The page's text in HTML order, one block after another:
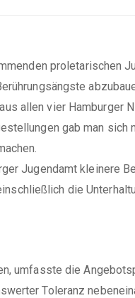
proletarischen
allen vier Hamburger
gab man sich
Jugendamt kleinere
die
umfasste die
Toleranz